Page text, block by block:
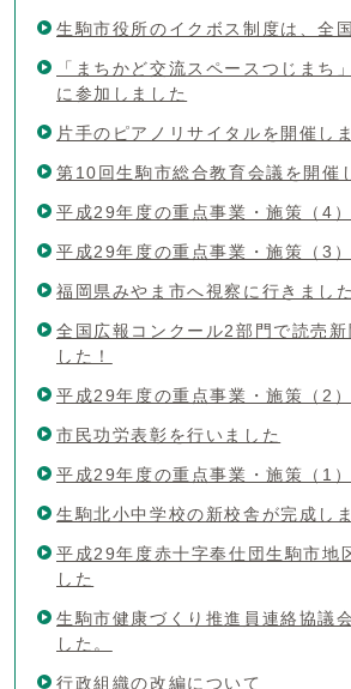
生駒市役所のイクボス制度は、全
「まちかど交流スペースつじまち
に参加しました
片手のピアノリサイタルを開催し
第10回生駒市総合教育会議を開催
平成29年度の重点事業・施策（4）
平成29年度の重点事業・施策（3）
福岡県みやま市へ視察に行きました
全国広報コンクール2部門で読売新
した！
平成29年度の重点事業・施策（2）
市民功労表彰を行いました
平成29年度の重点事業・施策（1）
生駒北小中学校の新校舎が完成し
平成29年度赤十字奉仕団生駒市地
した
生駒市健康づくり推進員連絡協議
した。
行政組織の改編について